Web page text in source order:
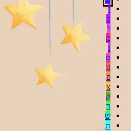
י
כ
ל
מ
נ
ס
ע
פ
צ
ק
ר
ש
ת